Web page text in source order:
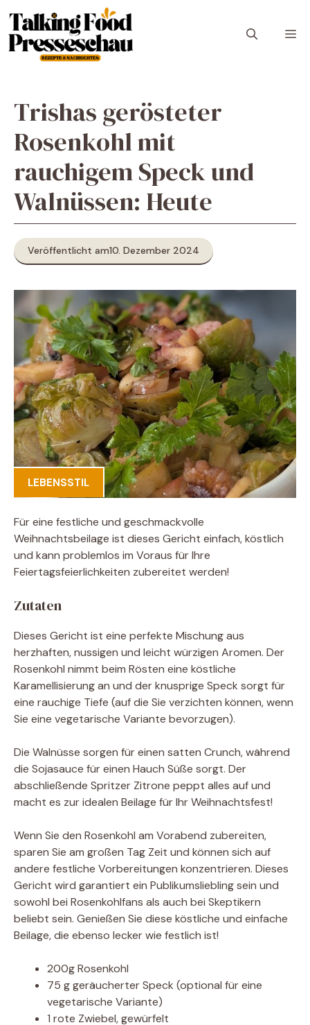
Inhalt
springen
Trishas gerösteter
Rosenkohl mit
rauchigem Speck und
Walnüssen: Heute
Veröffentlicht am10. Dezember 2024
LEBENSSTIL
Für eine festliche und geschmackvolle
Weihnachtsbeilage ist dieses Gericht einfach, köstlich
und kann problemlos im Voraus für Ihre
Feiertagsfeierlichkeiten zubereitet werden!
Zutaten
Dieses Gericht ist eine perfekte Mischung aus
herzhaften, nussigen und leicht würzigen Aromen. Der
Rosenkohl nimmt beim Rösten eine köstliche
Karamellisierung an und der knusprige Speck sorgt für
eine rauchige Tiefe (auf die Sie verzichten können, wenn
Sie eine vegetarische Variante bevorzugen).
Die Walnüsse sorgen für einen satten Crunch, während
die Sojasauce für einen Hauch Süße sorgt. Der
abschließende Spritzer Zitrone peppt alles auf und
macht es zur idealen Beilage für Ihr Weihnachtsfest!
Wenn Sie den Rosenkohl am Vorabend zubereiten,
sparen Sie am großen Tag Zeit und können sich auf
andere festliche Vorbereitungen konzentrieren. Dieses
Gericht wird garantiert ein Publikumsliebling sein und
sowohl bei Rosenkohlfans als auch bei Skeptikern
beliebt sein. Genießen Sie diese köstliche und einfache
Beilage, die ebenso lecker wie festlich ist!
200g Rosenkohl
75 g geräucherter Speck (optional für eine
vegetarische Variante)
1 rote Zwiebel, gewürfelt